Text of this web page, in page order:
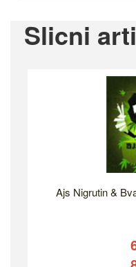
Slicni
Ajs Nigrutin &